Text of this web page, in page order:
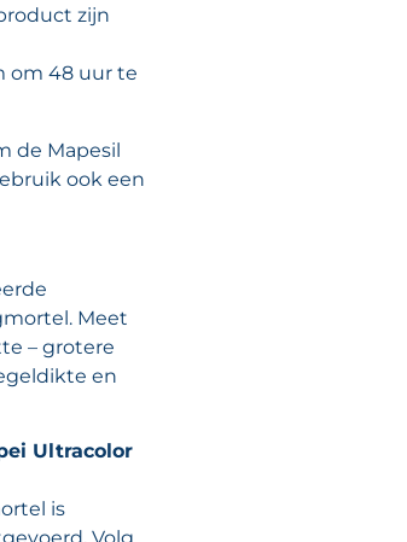
zijn
om 48 uur te
de Mapesil
ook een
Meet
– grotere
en
Ultracolor
is
Volg